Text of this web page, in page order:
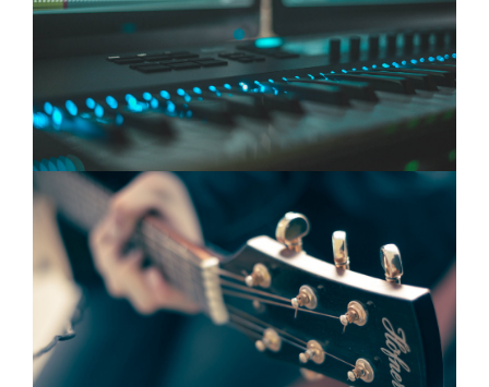
RECORDING STUDIO
Recording Studio MC Pavarotti nastao je prema ideji i
zamisli Petera Gabriela i Briana Ena.
MUZIČKI KURSEVI
Korištenje muzike i umjetnosti kao najbržeg načina
kojim bi se obuhvatili svi dijelovi zajednice i mladih.